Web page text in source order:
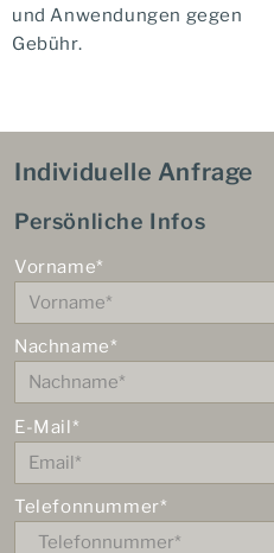
und Anwendungen gegen
Gebühr.
Individuelle Anfrage
Persönliche Infos
Vorname*
Nachname*
E-Mail*
Telefonnummer*